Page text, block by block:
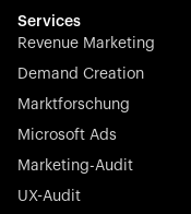
nahtlos, skalierbar
Börsennotierter
Nayax treibt die
Services
Revenue Marketing
Demand Creation
Marktforschung
Microsoft Ads
Marketing-Audit
UX-Audit